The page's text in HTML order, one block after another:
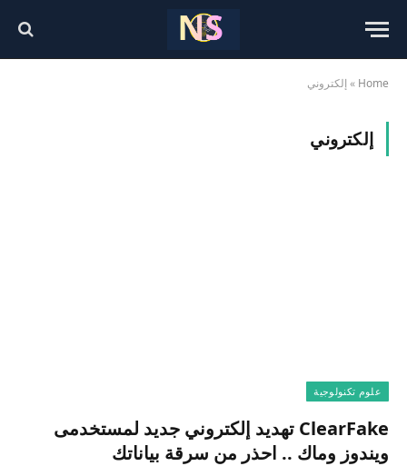
Home
» إلكتروني
إلكتروني
علوم تكنولوجية
ClearFake تهديد إلكتروني جديد لمستخدمى
ويندوز وماك .. احذر من سرقة بياناتك